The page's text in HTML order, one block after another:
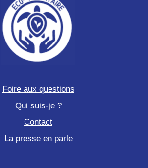
Foire aux questions
Qui suis-je ?
Contact
La presse en parle